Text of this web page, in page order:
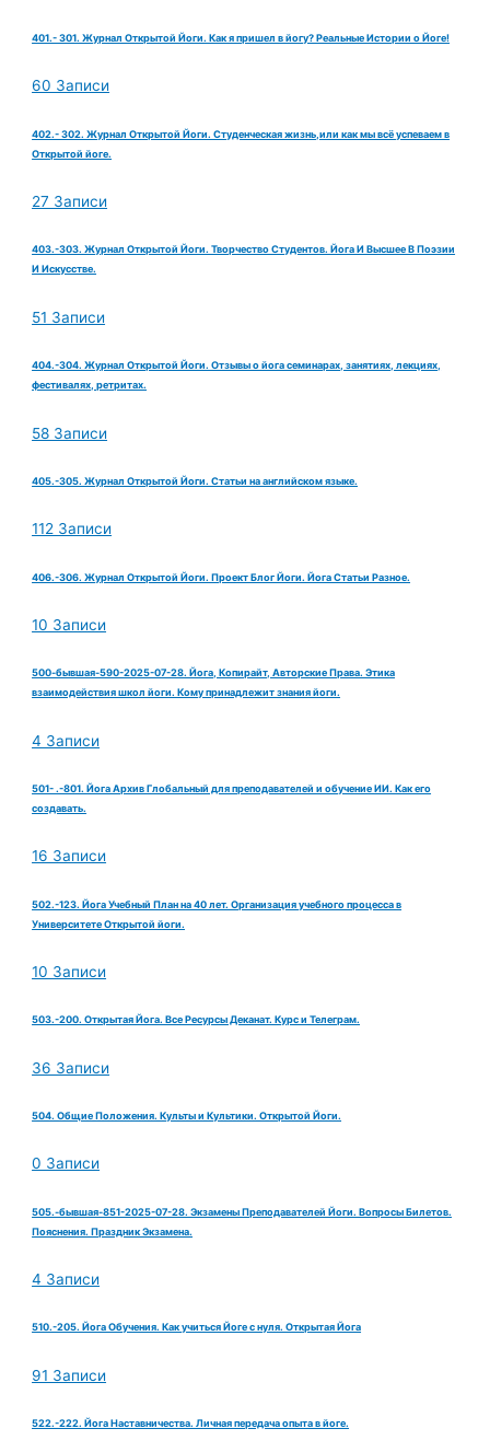
401.- 301. Журнал Открытой Йоги. Как я пришел в йогу? Реальные Истории о Йоге!
60 Записи
402.- 302. Журнал Открытой Йоги. Студенческая жизнь,или как мы всё успеваем в
Открытой йоге.
27 Записи
403.-303. Журнал Открытой Йоги. Творчество Студентов. Йога И Высшее В Поэзии
И Искусстве.
51 Записи
404.-304. Журнал Открытой Йоги. Отзывы о йога семинарах, занятиях, лекциях,
фестивалях, ретритах.
58 Записи
405.-305. Журнал Открытой Йоги. Статьи на английском языке.
112 Записи
406.-306. Журнал Открытой Йоги. Проект Блог Йоги. Йога Статьи Разное.
10 Записи
500-бывшая-590-2025-07-28. Йога, Копирайт, Авторские Права. Этика
взаимодействия школ йоги. Кому принадлежит знания йоги.
4 Записи
501- .-801. Йога Архив Глобальный для преподавателей и обучение ИИ. Как его
создавать.
16 Записи
502.-123. Йога Учебный План на 40 лет. Организация учебного процесса в
Университете Открытой йоги.
10 Записи
503.-200. Открытая Йога. Все Ресурсы Деканат. Курс и Телеграм.
36 Записи
504. Общие Положения. Культы и Культики. Открытой Йоги.
0 Записи
505.-бывшая-851-2025-07-28. Экзамены Преподавателей Йоги. Вопросы Билетов.
Пояснения. Праздник Экзамена.
4 Записи
510.-205. Йога Обучения. Как учиться Йоге с нуля. Открытая Йога
91 Записи
522.-222. Йога Наставничества. Личная передача опыта в йоге.